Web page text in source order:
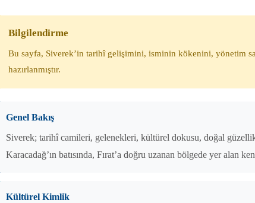
Bilgilendirme
Bu sayfa, Siverek’in tarihî gelişimini, isminin kökenini, yönetim
hazırlanmıştır.
Genel Bakış
Siverek; tarihî camileri, gelenekleri, kültürel dokusu, doğal
Karacadağ’ın batısında, Fırat’a doğru uzanan bölgede yer alan
Kültürel Kimlik